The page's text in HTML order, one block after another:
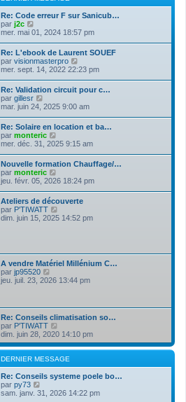
e
s
a
i
e
m
e
s
s
a
d
e
n
i
e
r
m
e
s
a
Re: Code erreur F sur Sanicub…
par j2c
o
l
e
d
e
r
n
i
e
r
m
e
s
s
a
g
e
mer. mai 01, 2024 18:57 pm
Re: L'ebook de Laurent SOUEF
par visionmasterpro
o
l
d
e
r
i
e
r
m
e
s
s
a
e
mer. sept. 14, 2022 22:23 pm
Re: Validation circuit pour c…
par gillesr
o
l
e
d
e
r
n
i
e
r
m
e
s
e
mar. juin 24, 2025 9:00 am
Re: Solaire en location et ba…
par monteric
o
r
l
e
d
e
r
i
e
s
s
a
g
mer. déc. 31, 2025 9:15 am
Nouvelle formation Chauffage/…
par monteric
o
l
e
d
i
e
m
s
a
g
e
jeu. févr. 05, 2026 18:24 pm
Ateliers de découverte
par P'TIWATT
o
d
e
r
n
r
m
s
s
a
g
e
dim. juin 15, 2025 14:52 pm
A vendre Matériel Millénium C…
par jp95520
o
e
d
e
r
n
i
e
m
e
s
jeu. juil. 23, 2026 13:44 pm
Re: Conseils climatisation so…
par P'TIWATT
o
i
r
l
e
d
r
dim. juin 28, 2020 14:10 pm
DERNIER MESSAGE
Re: Conseils systeme poele bo…
par py73
o
sam. janv. 31, 2026 14:22 pm